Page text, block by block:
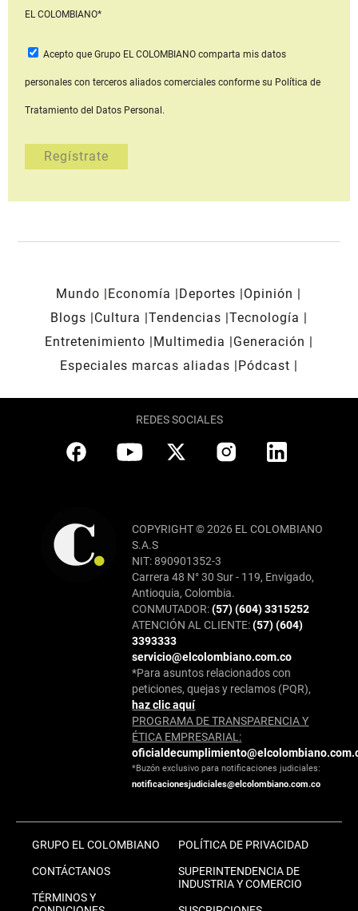
EL COLOMBIANO*
Acepto que Grupo EL COLOMBIANOcomparta mis datos
personales con terceros aliados comerciales conforme su Política de
Tratamiento del Datos Personal.
Mundo Economía Deportes
Opinión
Blogs
Cultura Tendencias Tecnología
Entretenimiento
Multimedia
Generación
Especiales marcas aliadas
Pódcast
REDES SOCIALES
COPYRIGHT © 2026 EL COLOMBIANO
S.A.S
NIT: 890901352-3
Carrera 48 N° 30 Sur - 119, Envigado,
Antioquia, Colombia.
CONMUTADOR:(57) (604) 3315252
ATENCIÓN AL CLIENTE:(57) (604)
3393333
servicio@elcolombiano.com.co
*Para asuntos relacionados con
peticiones, quejas y reclamos (PQR),
haz clic aquí
PROGRAMA DE TRANSPARENCIA Y
ÉTICA EMPRESARIAL:
*Buzón exclusivo para notificaciones judiciales:
notificacionesjudiciales@elcolombiano.com.co
GRUPO EL COLOMBIANO
CONTÁCTANOS
TÉRMINOS Y
POLÍTICA DE PRIVACIDAD
SUPERINTENDENCIA DE
INDUSTRIA Y COMERCIO